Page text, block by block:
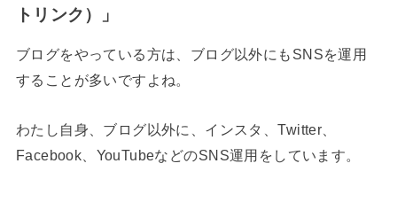
トリンク）」
ブログをやっている方は、ブログ以外にもSNSを運用
することが多いですよね。
わたし自身、ブログ以外に、インスタ、Twitter、
Facebook、YouTubeなどのSNS運用をしています。